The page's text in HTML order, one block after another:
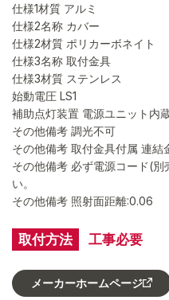
取付方法 工事必要
仕様1材質 アルミ
仕様2名称 カバー
仕様2材質 ポリカーボネイト
仕様3名称 取付金具
仕様3材質 ステンレス
始動電圧 LS1
補助点灯装置 電源ユニット内
その他備考 調光不可
その他備考 取付金具付属 連結
その他備考 必ず電源コード(
い。
その他備考 照射面距離:0.06
メーカーホームページ